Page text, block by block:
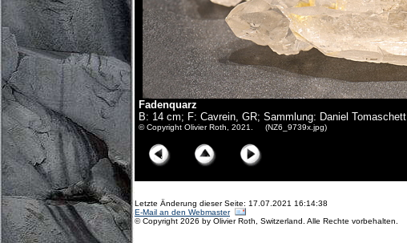
Fadenquarz
B: 14 cm; F: Cavrein, GR; Sammlung: Daniel Tomaschett
© Copyright Olivier Roth, 2021. (NZ6_9739x.jpg)
Letzte Änderung dieser Seite: 17.07.2021 16:14:38
E-Mail an den Webmaster
© Copyright 2026 by Olivier Roth, Switzerland. Alle Rechte vorbehalten.